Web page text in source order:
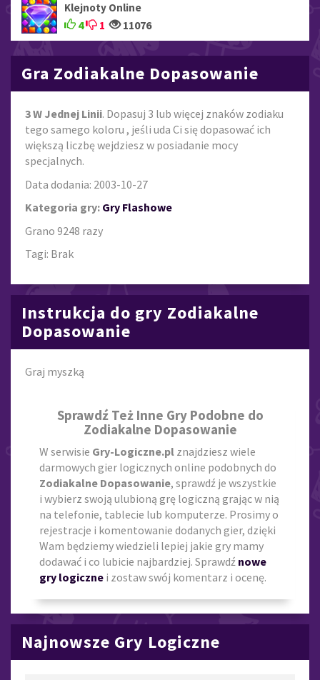
Klejnoty Online
4 1 11076
Gra Zodiakalne Dopasowanie
3 W Jednej Linii. Dopasuj 3 lub więcej znaków zodiaku
tego samego koloru , jeśli uda Ci się dopasować ich
większą liczbę wejdziesz w posiadanie mocy
specjalnych.
Data dodania: 2003-10-27
Kategoria gry: Gry Flashowe
Grano 9248 razy
Tagi: Brak
Instrukcja do gry Zodiakalne
Dopasowanie
Graj myszką
Sprawdź Też Inne Gry Podobne do
Zodiakalne Dopasowanie
W serwisie Gry-Logiczne.pl znajdziesz wiele
darmowych gier logicznych online podobnych do
Zodiakalne Dopasowanie, sprawdź je wszystkie
i wybierz swoją ulubioną grę logiczną grając w nią
na telefonie, tablecie lub komputerze. Prosimy o
rejestracje i komentowanie dodanych gier, dzięki
Wam będziemy wiedzieli lepiej jakie gry mamy
dodawać i co lubicie najbardziej. Sprawdź nowe
gry logiczne i zostaw swój komentarz i ocenę.
Najnowsze Gry Logiczne